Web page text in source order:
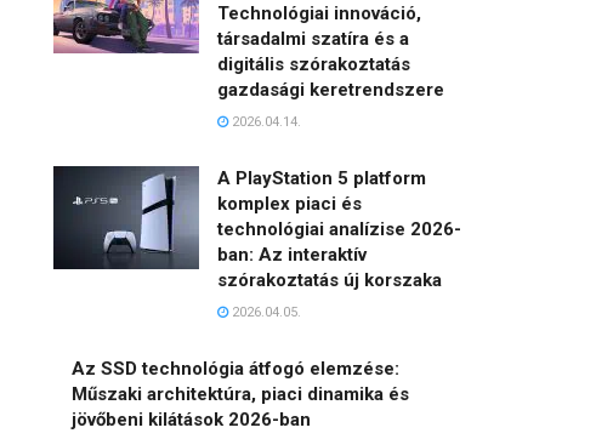
Technológiai innováció,
társadalmi szatíra és a
digitális szórakoztatás
gazdasági keretrendszere
2026.04.14.
A PlayStation 5 platform
komplex piaci és
technológiai analízise 2026-
ban: Az interaktív
szórakoztatás új korszaka
2026.04.05.
Az SSD technológia átfogó elemzése:
Műszaki architektúra, piaci dinamika és
jövőbeni kilátások 2026-ban